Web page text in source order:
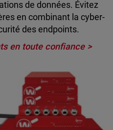
de données. Évitez
en combinant la cyber-
des endpoints.
en toute confiance >